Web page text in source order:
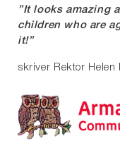
”It looks amazing
children who are
it!”
skriver Rektor